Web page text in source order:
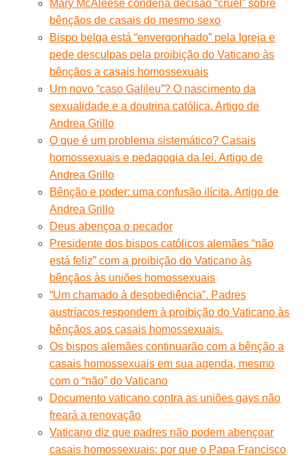
Mary McAleese condena decisão “cruel” sobre
bênçãos de casais do mesmo sexo
Bispo belga está “envergonhado” pela Igreja e
pede desculpas pela proibição do Vaticano às
bênçãos a casais homossexuais
Um novo “caso Galileu”? O nascimento da
sexualidade e a doutrina católica. Artigo de
Andrea Grillo
O que é um problema sistemático? Casais
homossexuais e pedagogia da lei. Artigo de
Andrea Grillo
Bênção e poder: uma confusão ilícita. Artigo de
Andrea Grillo
Deus abençoa o pecador
Presidente dos bispos católicos alemães “não
está feliz” com a proibição do Vaticano às
bênçãos às uniões homossexuais
“Um chamado à desobediência”. Padres
austríacos respondem à proibição do Vaticano às
bênçãos aos casais homossexuais.
Os bispos alemães continuarão com a bênção a
casais homossexuais em sua agenda, mesmo
com o “não” do Vaticano
Documento vaticano contra as uniões gays não
freará a renovação
Vaticano diz que padres não podem abençoar
casais homossexuais: por que o Papa Francisco